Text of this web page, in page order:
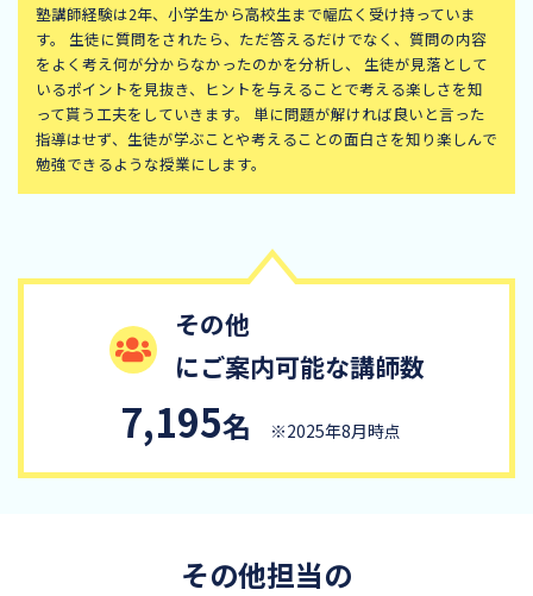
塾講師経験は2年、小学生から高校生まで幅広く受け持っていま
す。 生徒に質問をされたら、ただ答えるだけでなく、質問の内容
をよく考え何が分からなかったのかを分析し、 生徒が見落として
いるポイントを見抜き、ヒントを与えることで考える楽しさを知
って貰う工夫をしていきます。 単に問題が解ければ良いと言った
指導はせず、生徒が学ぶことや考えることの面白さを知り楽しんで
勉強できるような授業にします。
その他
にご案内可能な講師数
7,195名 ※2025年8月時点
その他担当の